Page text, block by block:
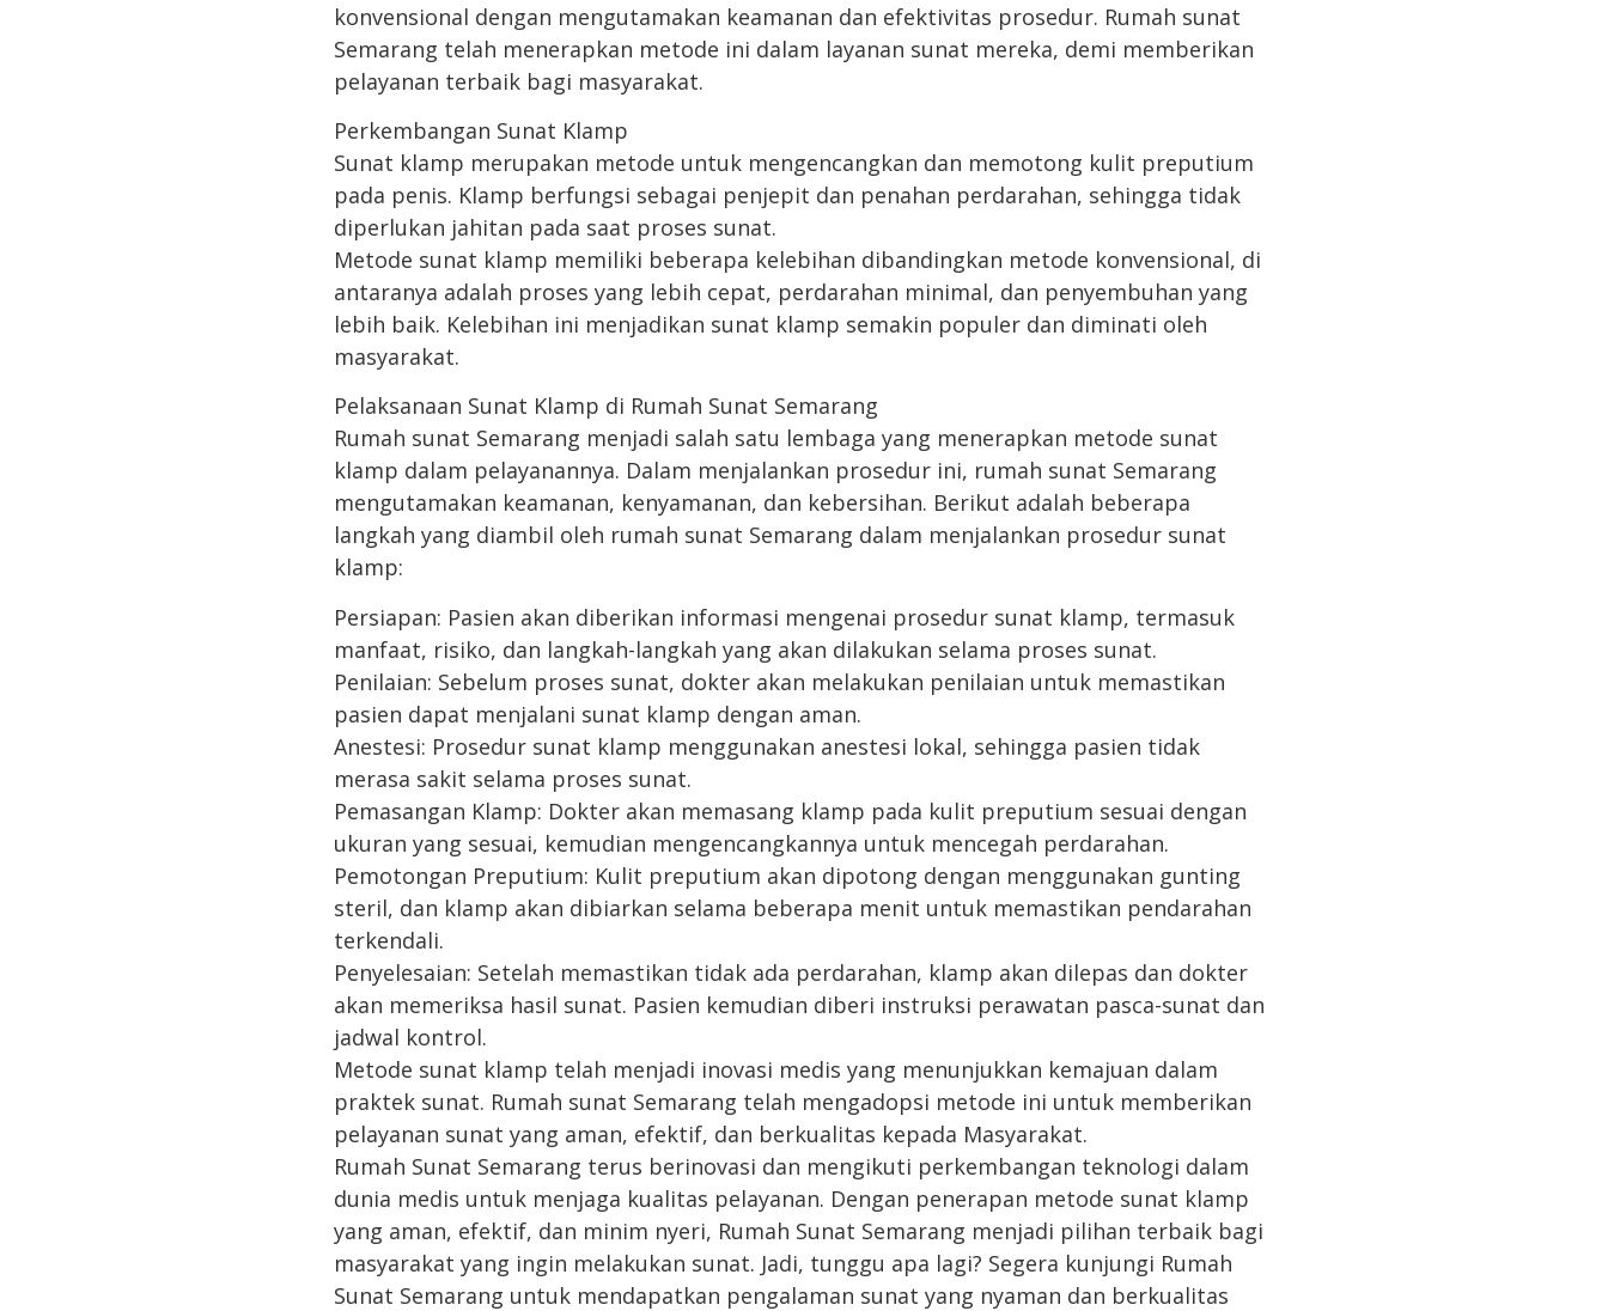
konvensional dengan mengutamakan keamanan dan efektivitas prosedur. Rumah sunat
Semarang telah menerapkan metode ini dalam layanan sunat mereka, demi memberikan
pelayanan terbaik bagi masyarakat.
Perkembangan Sunat Klamp
Sunat klamp merupakan metode untuk mengencangkan dan memotong kulit preputium
pada penis. Klamp berfungsi sebagai penjepit dan penahan perdarahan, sehingga tidak
diperlukan jahitan pada saat proses sunat.
Metode sunat klamp memiliki beberapa kelebihan dibandingkan metode konvensional, di
antaranya adalah proses yang lebih cepat, perdarahan minimal, dan penyembuhan yang
lebih baik. Kelebihan ini menjadikan sunat klamp semakin populer dan diminati oleh
masyarakat.
Pelaksanaan Sunat Klamp di Rumah Sunat Semarang
Rumah sunat Semarang menjadi salah satu lembaga yang menerapkan metode sunat
klamp dalam pelayanannya. Dalam menjalankan prosedur ini, rumah sunat Semarang
mengutamakan keamanan, kenyamanan, dan kebersihan. Berikut adalah beberapa
langkah yang diambil oleh rumah sunat Semarang dalam menjalankan prosedur sunat
klamp:
Persiapan: Pasien akan diberikan informasi mengenai prosedur sunat klamp, termasuk
manfaat, risiko, dan langkah-langkah yang akan dilakukan selama proses sunat.
Penilaian: Sebelum proses sunat, dokter akan melakukan penilaian untuk memastikan
pasien dapat menjalani sunat klamp dengan aman.
Anestesi: Prosedur sunat klamp menggunakan anestesi lokal, sehingga pasien tidak
merasa sakit selama proses sunat.
Pemasangan Klamp: Dokter akan memasang klamp pada kulit preputium sesuai dengan
ukuran yang sesuai, kemudian mengencangkannya untuk mencegah perdarahan.
Pemotongan Preputium: Kulit preputium akan dipotong dengan menggunakan gunting
steril, dan klamp akan dibiarkan selama beberapa menit untuk memastikan pendarahan
terkendali.
Penyelesaian: Setelah memastikan tidak ada perdarahan, klamp akan dilepas dan dokter
akan memeriksa hasil sunat. Pasien kemudian diberi instruksi perawatan pasca-sunat dan
jadwal kontrol.
Metode sunat klamp telah menjadi inovasi medis yang menunjukkan kemajuan dalam
praktek sunat. Rumah sunat Semarang telah mengadopsi metode ini untuk memberikan
pelayanan sunat yang aman, efektif, dan berkualitas kepada Masyarakat.
Rumah Sunat Semarang terus berinovasi dan mengikuti perkembangan teknologi dalam
dunia medis untuk menjaga kualitas pelayanan. Dengan penerapan metode sunat klamp
yang aman, efektif, dan minim nyeri, Rumah Sunat Semarang menjadi pilihan terbaik bagi
masyarakat yang ingin melakukan sunat. Jadi, tunggu apa lagi? Segera kunjungi Rumah
Sunat Semarang untuk mendapatkan pengalaman sunat yang nyaman dan berkualitas